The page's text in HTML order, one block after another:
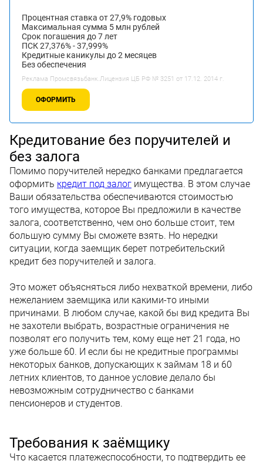
Процентная ставка от 27,9% годовых
Максимальная сумма 5 млн рублей
Срок погашения до 7 лет
ПСК 27,376% - 37,999%
Кредитные каникулы до 2 месяцев
Без обеспечения
Реклама Промсвязьбанк.Лицензия ЦБ РФ № 3251 от 17.12. 2014 г.
ОФОРМИТЬ
Кредитование без поручителей и
без залога
Помимо поручителей нередко банками предлагается
оформить кредит под залог имущества. В этом случае
Ваши обязательства обеспечиваются стоимостью
того имущества, которое Вы предложили в качестве
залога, соответственно, чем оно больше стоит, тем
большую сумму Вы сможете взять. Но нередки
ситуации, когда заемщик берет потребительский
кредит без поручителей и залога.
Это может объясняться либо нехваткой времени, либо
нежеланием заемщика или какими-то иными
причинами. В любом случае, какой бы вид кредита Вы
не захотели выбрать, возрастные ограничения не
позволят его получить тем, кому еще нет 21 года, но
уже больше 60. И если бы не кредитные программы
некоторых банков, допускающих к займам 18 и 60
летних клиентов, то данное условие делало бы
невозможным сотрудничество с банками
пенсионеров и студентов.
Требования к заёмщику
Что касается платежеспособности, то подтвердить ее